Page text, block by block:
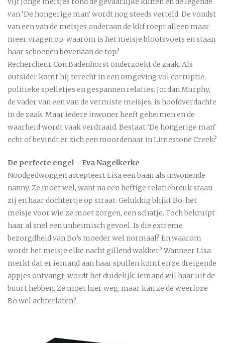
van ‘De hongerige man’ wordt nog steeds verteld. De vondst
van een van de meisjes onderaan de klif roept alleen maar
meer vragen op: waarom is het meisje blootsvoets en staan
haar schoenen bovenaan de top?
Rechercheur Con Badenhorst onderzoekt de zaak. Als
outsider komt hij terecht in een omgeving vol corruptie,
politieke spelletjes en gespannen relaties. Jordan Murphy,
de vader van een van de vermiste meisjes, is hoofdverdachte
in de zaak. Maar iedere inwoner heeft geheimen en de
waarheid wordt vaak verdraaid. Bestaat ‘De hongerige man’
echt of bevindt er zich een moordenaar in Limestone Creek?
De perfecte engel – Eva Nagelkerke
Noodgedwongen accepteert Lisa een baan als inwonende
nanny. Ze moet wel, want na een heftige relatiebreuk staan
zij en haar dochtertje op straat. Gelukkig blijkt Bo, het
meisje voor wie ze moet zorgen, een schatje. Toch bekruipt
haar al snel een unheimisch gevoel. Is die extreme
bezorgdheid van Bo’s moeder wel normaal? En waarom
wordt het meisje elke nacht gillend wakker? Wanneer Lisa
merkt dat er iemand aan haar spullen komt en ze dreigende
appjes ontvangt, wordt het duidelijk: iemand wil haar uit de
buurt hebben. Ze moet hier weg, maar kan ze de weerloze
Bo wel achterlaten?